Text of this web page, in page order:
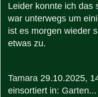
Leider konnte ich das
war unterwegs um
ist es morgen wieder
etwas zu.
Tamara 29.10.2025,
einsortiert in: Garten...